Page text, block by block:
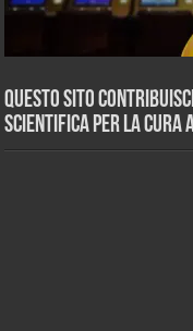
Questo sito
scientifica per la cura a